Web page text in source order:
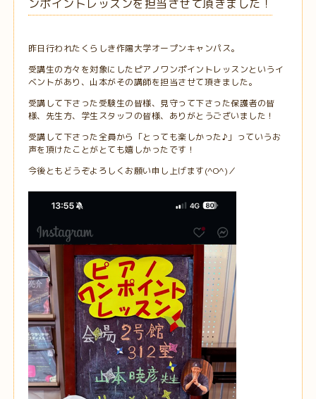
ンポイントレッスンを担当させて頂きました！
昨日行われたくらしき作陽大学オープンキャンパス。
受講生の方々を対象にしたピアノワンポイントレッスンというイ
ベントがあり、山本がその講師を担当させて頂きました。
受講して下さった受験生の皆様、見守って下さった保護者の皆
様、先生方、学生スタッフの皆様、ありがとうございました！
受講して下さった全員から「とっても楽しかった♪」っていうお
声を頂けたことがとても嬉しかったです！
今後ともどうぞよろしくお願い申し上げます(^O^)／